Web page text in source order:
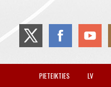
LV
PIETEIKTIES